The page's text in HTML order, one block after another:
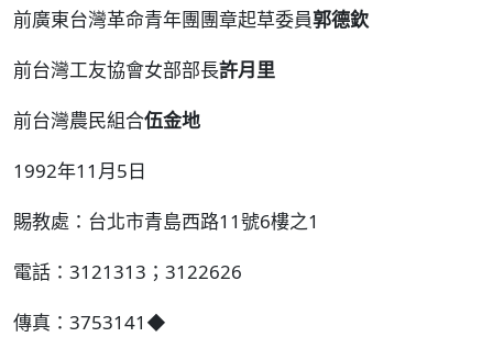
前廣東台灣革命青年團團章起草委員郭德欽
前台灣工友協會女部部長許月里
前台灣農民組合伍金地
1992年11月5日
賜教處：台北市青島西路11號6樓之1
電話：3121313；3122626
傳真：3753141◆